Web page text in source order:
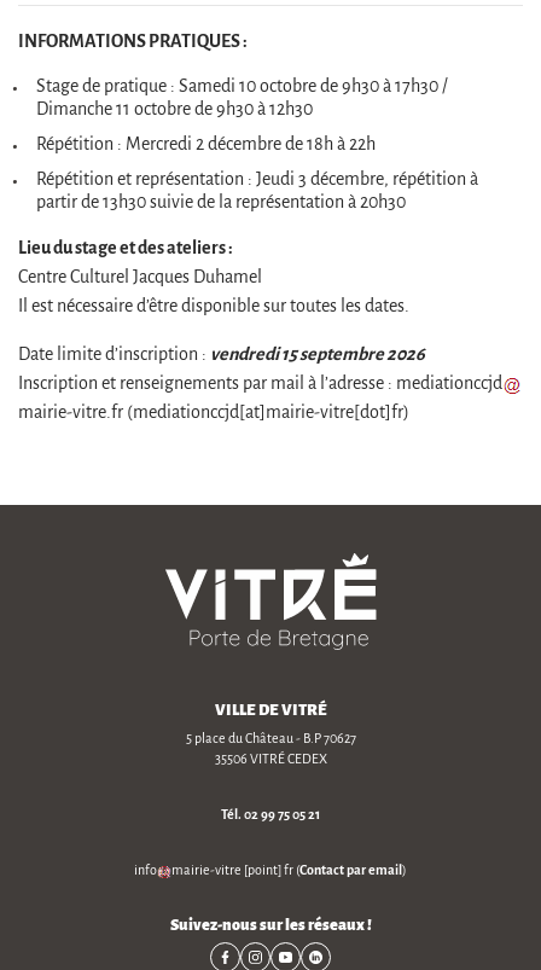
INFORMATIONS PRATIQUES :
Stage de pratique : Samedi 10 octobre de 9h30 à 17h30 /
Dimanche 11 octobre de 9h30 à 12h30
Répétition : Mercredi 2 décembre de 18h à 22h
Répétition et représentation : Jeudi 3 décembre, répétition à
partir de 13h30 suivie de la représentation à 20h30
Lieu du stage et des ateliers :
Centre Culturel Jacques Duhamel
Il est nécessaire d’être disponible sur toutes les dates.
Date limite d’inscription : vendredi 15 septembre 2026
Inscription et renseignements par mail à l’adresse : mediationccjd
mairie-vitre.fr (mediationccjd[at]mairie-vitre[dot]fr)
VILLE DE VITRÉ
5 place du Château - B.P 70627
35506 VITRÉ CEDEX
Tél.02 99 75 05 21
info mairie-vitre [point]fr (Contact par email)
Suivez-nous sur les réseaux !